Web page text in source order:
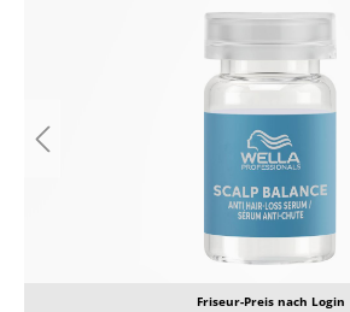
Friseur-Preis nach Login